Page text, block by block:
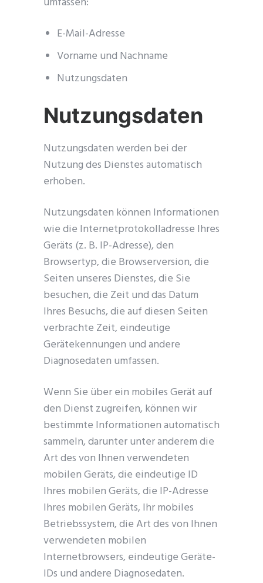
E-Mail-Adresse
Vorname und Nachname
Nutzungsdaten
Nutzungsdaten
Nutzungsdaten werden bei der
Nutzung des Dienstes automatisch
erhoben.
Nutzungsdaten können Informationen
wie die Internetprotokolladresse Ihres
Geräts (z. B. IP-Adresse), den
Browsertyp, die Browserversion, die
Seiten unseres Dienstes, die Sie
besuchen, die Zeit und das Datum
Ihres Besuchs, die auf diesen Seiten
verbrachte Zeit, eindeutige
Gerätekennungen und andere
Diagnosedaten umfassen.
Wenn Sie über ein mobiles Gerät auf
den Dienst zugreifen, können wir
bestimmte Informationen automatisch
sammeln, darunter unter anderem die
Art des von Ihnen verwendeten
mobilen Geräts, die eindeutige ID
Ihres mobilen Geräts, die IP-Adresse
Ihres mobilen Geräts, Ihr mobiles
Betriebssystem, die Art des von Ihnen
verwendeten mobilen
Internetbrowsers, eindeutige Geräte-
IDs und andere Diagnosedaten.